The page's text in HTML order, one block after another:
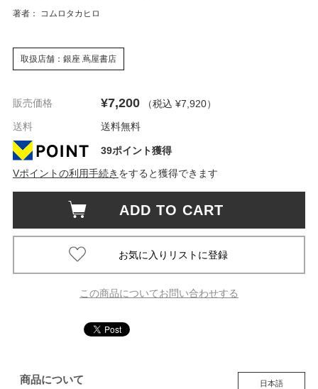
著者： コムロタカヒロ
取扱店舗：銀座 蔦屋書店
販売価格 ¥7,200 （税込 ¥7,920）
送料
送料無料
39ポイント獲得
Vポイントの利用手続き をすると獲得できます
ADD TO CART
この商品についてお問い合わせする
商品について 日本語